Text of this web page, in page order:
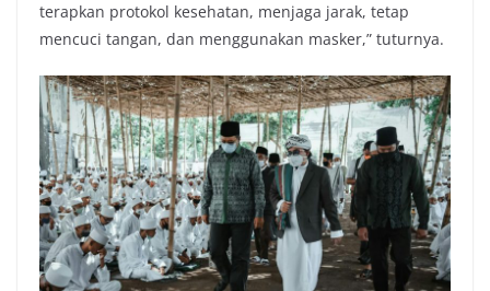
terapkan protokol kesehatan, menjaga jarak, tetap
mencuci tangan, dan menggunakan masker,” tuturnya.